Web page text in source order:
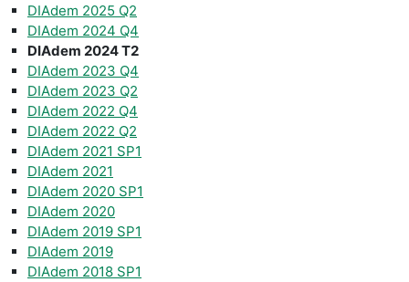
DIAdem 2025 Q2
DIAdem 2024 Q4
DIAdem 2024 T2
DIAdem 2023 Q4
DIAdem 2023 Q2
DIAdem 2022 Q4
DIAdem 2022 Q2
DIAdem 2021 SP1
DIAdem 2021
DIAdem 2020 SP1
DIAdem 2020
DIAdem 2019 SP1
DIAdem 2019
DIAdem 2018 SP1